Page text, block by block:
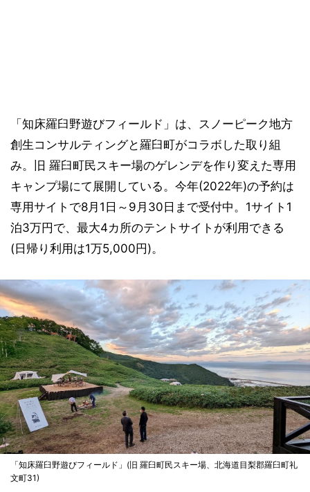
「知床羅臼野遊びフィールド」は、スノーピーク地方
創生コンサルティングと羅臼町がコラボした取り組
み。旧 羅臼町民スキー場のゲレンデを作り変えた専用
キャンプ場にて展開している。今年(2022年)の予約は
専用サイトで8月1日～9月30日まで受付中。1サイト1
泊3万円で、最大4カ所のテントサイトが利用できる
(日帰り利用は1万5,000円)。
「知床羅臼野遊びフィールド」(旧 羅臼町民スキー場、北海道目梨郡羅臼町礼
文町31)